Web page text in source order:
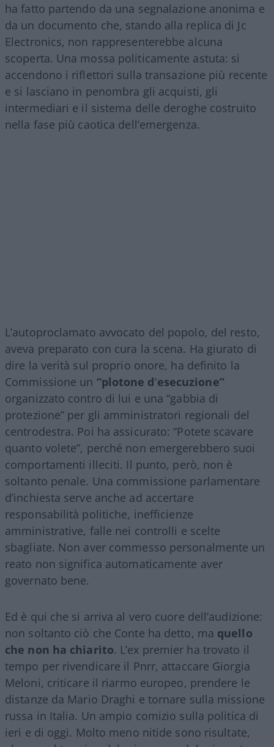
ha fatto partendo da una segnalazione anonima e
da un documento che, stando alla replica di Jc
Electronics, non rappresenterebbe alcuna
scoperta. Una mossa politicamente astuta: si
accendono i riflettori sulla transazione più recente
e si lasciano in penombra gli acquisti, gli
intermediari e il sistema delle deroghe costruito
nella fase più caotica dell’emergenza.
L’autoproclamato avvocato del popolo, del resto,
aveva preparato con cura la scena. Ha giurato di
dire la verità sul proprio onore, ha definito la
Commissione un “plotone d’esecuzione”
organizzato contro di lui e una “gabbia di
protezione” per gli amministratori regionali del
centrodestra. Poi ha assicurato: “Potete scavare
quanto volete”, perché non emergerebbero suoi
comportamenti illeciti. Il punto, però, non è
soltanto penale. Una commissione parlamentare
d’inchiesta serve anche ad accertare
responsabilità politiche, inefficienze
amministrative, falle nei controlli e scelte
sbagliate. Non aver commesso personalmente un
reato non significa automaticamente aver
governato bene.
Ed è qui che si arriva al vero cuore dell’audizione:
non soltanto ciò che Conte ha detto, ma quello
che non ha chiarito. L’ex premier ha trovato il
tempo per rivendicare il Pnrr, attaccare Giorgia
Meloni, criticare il riarmo europeo, prendere le
distanze da Mario Draghi e tornare sulla missione
russa in Italia. Un ampio comizio sulla politica di
ieri e di oggi. Molto meno nitide sono risultate,